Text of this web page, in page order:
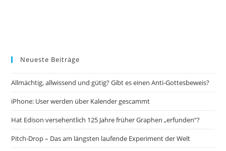
Neueste Beiträge
Allmächtig, allwissend und gütig? Gibt es einen Anti-Gottesbeweis?
iPhone: User werden über Kalender gescammt
Hat Edison versehentlich 125 Jahre früher Graphen „erfunden“?
Pitch-Drop – Das am längsten laufende Experiment der Welt